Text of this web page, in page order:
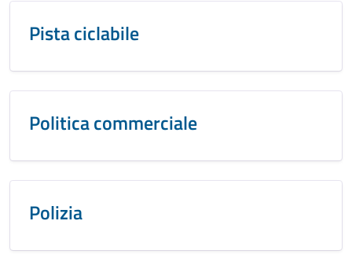
Pista ciclabile
Politica commerciale
Polizia